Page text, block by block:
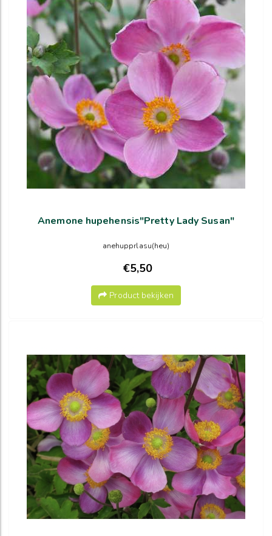
Anemone hupehensis"Pretty Lady Susan"
anehupprlasu(heu)
€5,50
Product bekijken